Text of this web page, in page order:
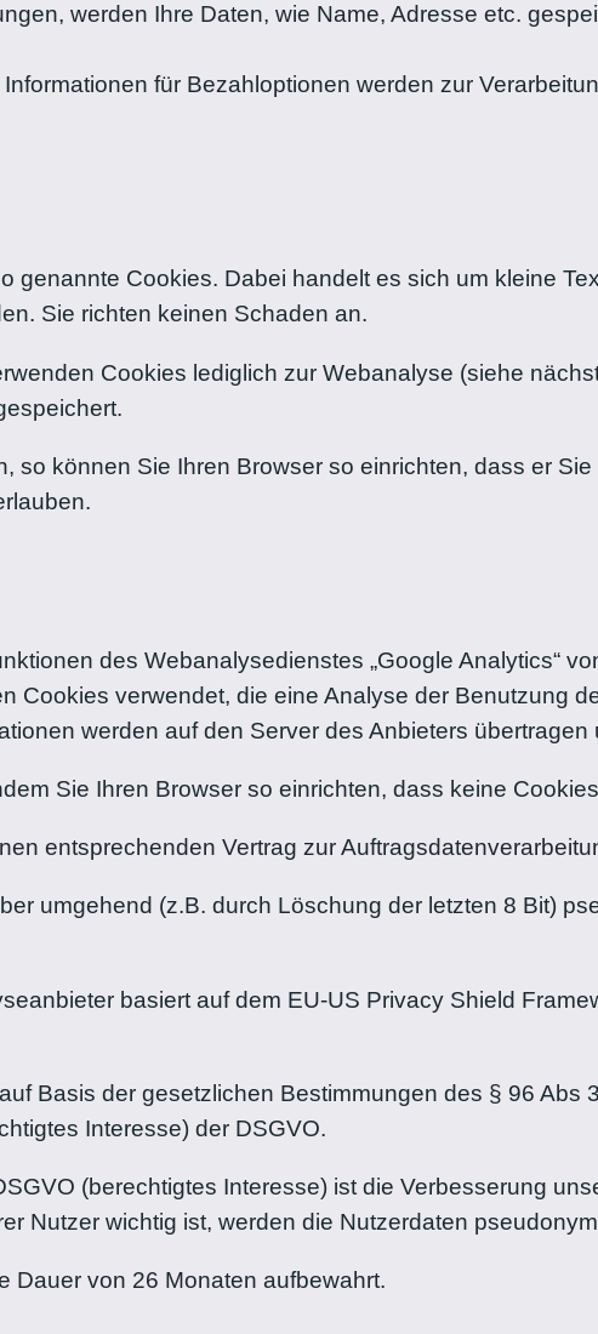
werden Ihre Daten, wie Name, Adresse etc.
für Bezahloptionen werden zur
genannte Cookies. Dabei handelt es sich um kleine
Sie richten keinen Schaden an.
Cookies lediglich zur Webanalyse (siehe
so können Sie Ihren Browser so einrichten, dass er
des Webanalysedienstes „Google Analytics“
Cookies verwendet, die eine Analyse der Benutzung
werden auf den Server des Anbieters übertragen
Sie Ihren Browser so einrichten, dass keine
entsprechenden Vertrag zur
umgehend (z.B. durch Löschung der letzten 8 Bit)
basiert auf dem EU-US Privacy Shield
Basis der gesetzlichen Bestimmungen des § 96 Abs
Interesse) der DSGVO.
(berechtigtes Interesse) ist die Verbesserung
Nutzer wichtig ist, werden die Nutzerdaten
Dauer von 26 Monaten aufbewahrt.